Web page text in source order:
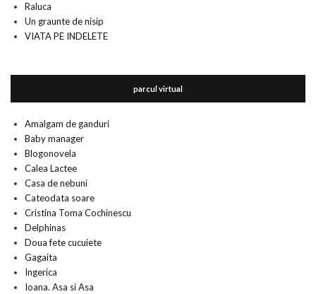
Raluca
Un graunte de nisip
VIATA PE INDELETE
parcul virtual
Amalgam de ganduri
Baby manager
Blogonovela
Calea Lactee
Casa de nebuni
Cateodata soare
Cristina Toma Cochinescu
Delphinas
Doua fete cucuiete
Gagaita
Ingerica
Ioana. Asa si Asa